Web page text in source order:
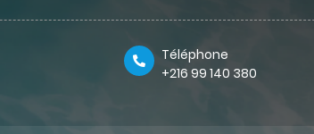
Téléphone
+216 99 140 380